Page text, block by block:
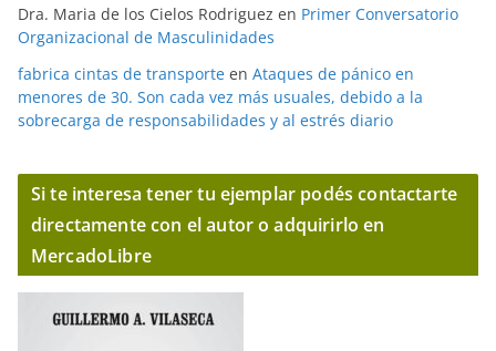
Dra. Maria de los Cielos Rodriguez en Primer Conversatorio
Organizacional de Masculinidades
fabrica cintas de transporte en Ataques de pánico en
menores de 30. Son cada vez más usuales, debido a la
sobrecarga de responsabilidades y al estrés diario
Si te interesa tener tu ejemplar podés contactarte
directamente con el autor o adquirirlo en
MercadoLibre